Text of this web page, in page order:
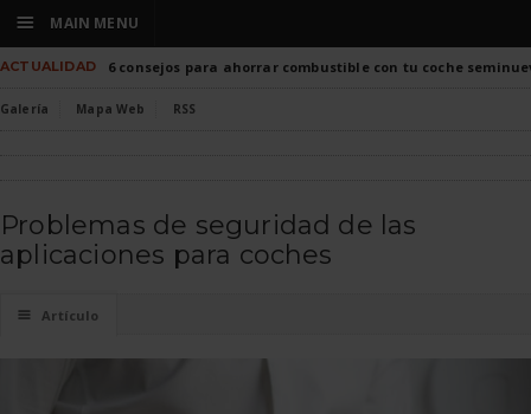
ACTUALIDAD 6 consejos para ahorrar combustible con tu coche
Galería Mapa Web RSS
Problemas de seguridad de las
aplicaciones para coches
☰ Artículo
☰ MAIN MENU